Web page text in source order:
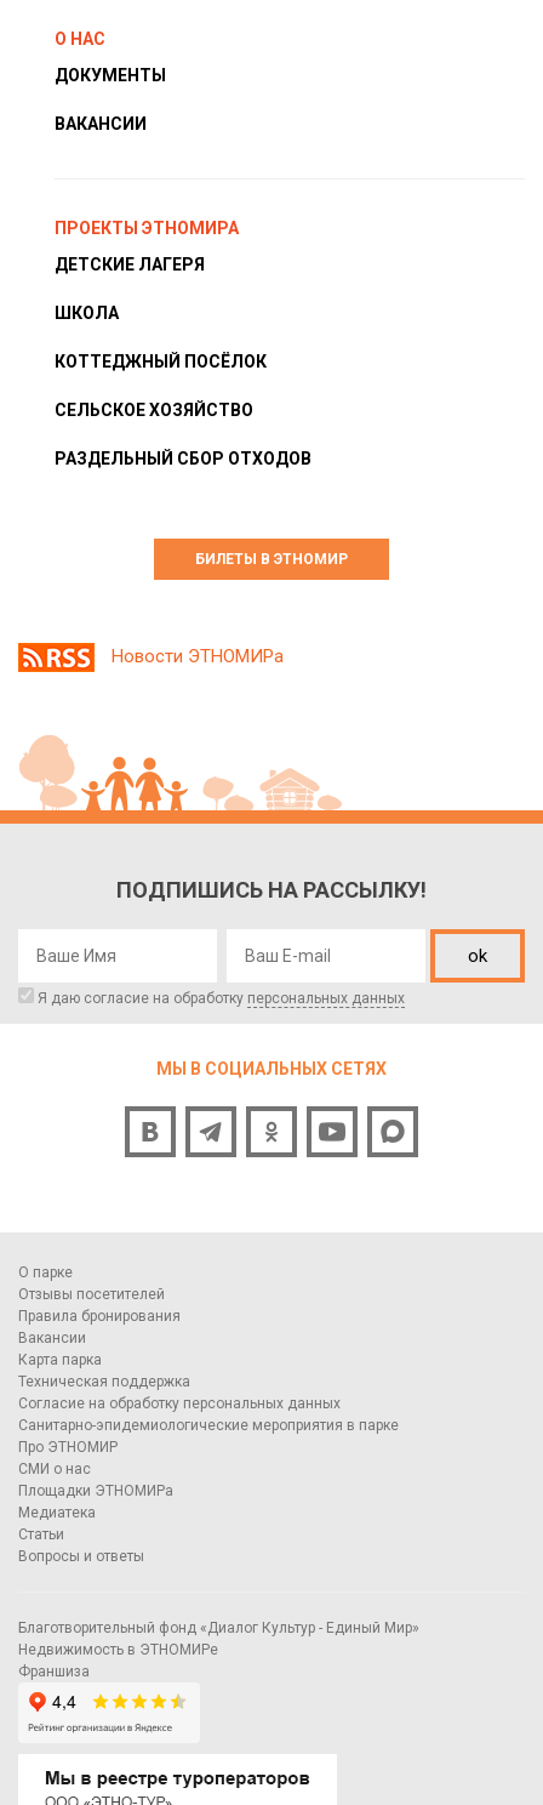
О НАС
ДОКУМЕНТЫ
ВАКАНСИИ
ПРОЕКТЫ ЭТНОМИРА
ДЕТСКИЕ ЛАГЕРЯ
ШКОЛА
КОТТЕДЖНЫЙ ПОСЁЛОК
СЕЛЬСКОЕ ХОЗЯЙСТВО
РАЗДЕЛЬНЫЙ СБОР ОТХОДОВ
БИЛЕТЫ В ЭТНОМИР
Новости ЭТНОМИРа
ПОДПИШИСЬ НА РАССЫЛКУ!
ok
Я даю согласие на обработку персональных данных
МЫ В СОЦИАЛЬНЫХ СЕТЯХ
О парке
Отзывы посетителей
Правила бронирования
Вакансии
Карта парка
Техническая поддержка
Согласие на обработку персональных данных
Санитарно-эпидемиологические мероприятия в парке
Про ЭТНОМИР
СМИ о нас
Площадки ЭТНОМИРа
Медиатека
Статьи
Вопросы и ответы
Благотворительный фонд «Диалог Культур - Единый Мир»
Недвижимость в ЭТНОМИРе
Франшиза